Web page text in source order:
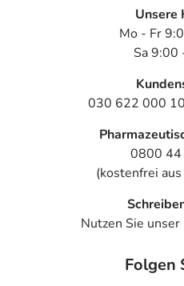
Unsere
Mo - Fr
Sa 9:00
030 622 000
0800
(kostenfrei
Nutzen Sie unser
Folgen